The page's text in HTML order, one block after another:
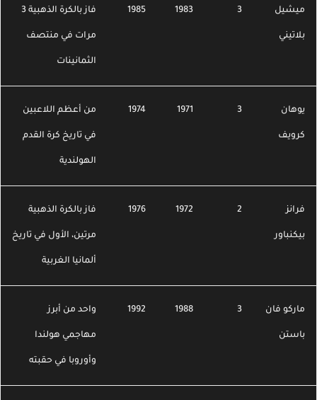
ميشيل
بلاتيني
1983
1985 فاز بالكرة الذهبية 3
مرات في منتصف
الثمانينات
يوهان
كرويف
1971
1974 من أعظم اللاعبين
في تاريخ كرة القدم
الهولندية
فرانز
بيكنباور
1972
1976 فاز بالكرة الذهبية
مرتين، الأول في تاريخ
ألمانيا الغربية
ماركو فان
باستن
1988
1992 واحد من أبرز
مهاجمي هولندا
وأوروبا في حقبته